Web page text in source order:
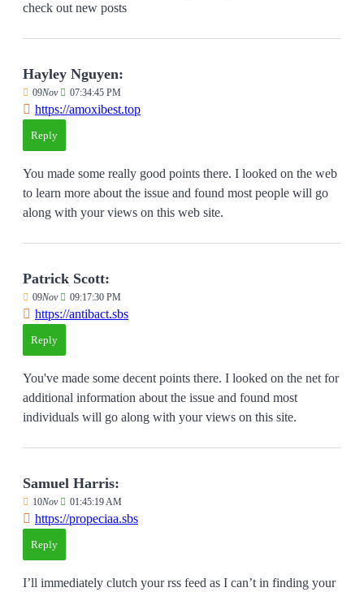
check out new posts
Hayley Nguyen:
09Nov 07:34:45 PM
https://amoxibest.top
Reply
You made some really good points there. I looked on the web
to learn more about the issue and found most people will go
along with your views on this web site.
Patrick Scott:
09Nov 09:17:30 PM
https://antibact.sbs
Reply
You've made some decent points there. I looked on the net for
additional information about the issue and found most
individuals will go along with your views on this site.
Samuel Harris:
10Nov 01:45:19 AM
https://propeciaa.sbs
Reply
I’ll immediately clutch your rss feed as I can’t in finding your